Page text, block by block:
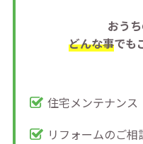
おう
どんな事でも
住宅メンテナンス
リフォームのご相